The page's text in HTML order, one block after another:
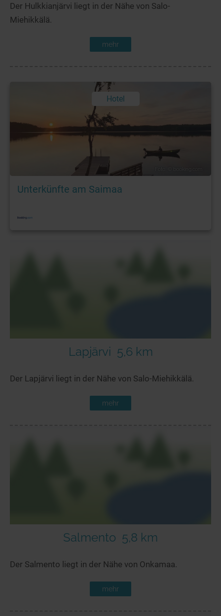
Der Hulkkianjärvi liegt in der Nähe von Salo-
Miehikkälä.
mehr
Hotel
Unterkünfte am Saimaa
Lapjärvi 5,6 km
Der Lapjärvi liegt in der Nähe von Salo-Miehikkälä.
mehr
Salmento 5,8 km
Der Salmento liegt in der Nähe von Onkamaa.
mehr